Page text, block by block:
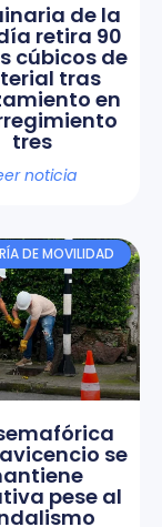
de la
retira 90
cúbicos de
tras
en
tres
noticia
DE MOVILIDAD
se
pese al